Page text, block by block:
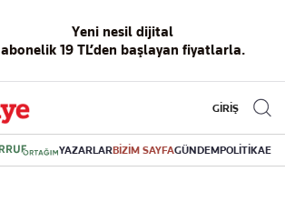
Yeni nesil dijital
abonelik 19 TL’den başlayan fiyatlarla.
GİRİŞ
YAZARLARBİZİM SAYFAGÜNDEMPOLİTİKA